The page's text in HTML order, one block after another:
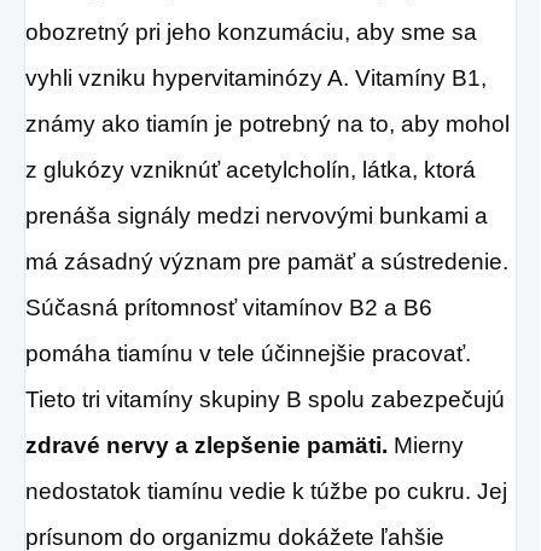
obozretný pri jeho konzumáciu, aby sme sa
vyhli vzniku hypervitaminózy A. Vitamíny B1,
známy ako tiamín je potrebný na to, aby mohol
z glukózy vzniknúť acetylcholín, látka, ktorá
prenáša signály medzi nervovými bunkami a
má zásadný význam pre pamäť a sústredenie.
Súčasná prítomnosť vitamínov B2 a B6
pomáha tiamínu v tele účinnejšie pracovať.
Tieto tri vitamíny skupiny B spolu zabezpečujú
zdravé nervy a zlepšenie pamäti. Mierny
nedostatok tiamínu vedie k túžbe po cukru. Jej
prísunom do organizmu dokážete ľahšie